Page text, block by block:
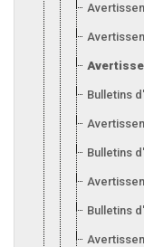
Bulletins
Bulletins
Bulletins